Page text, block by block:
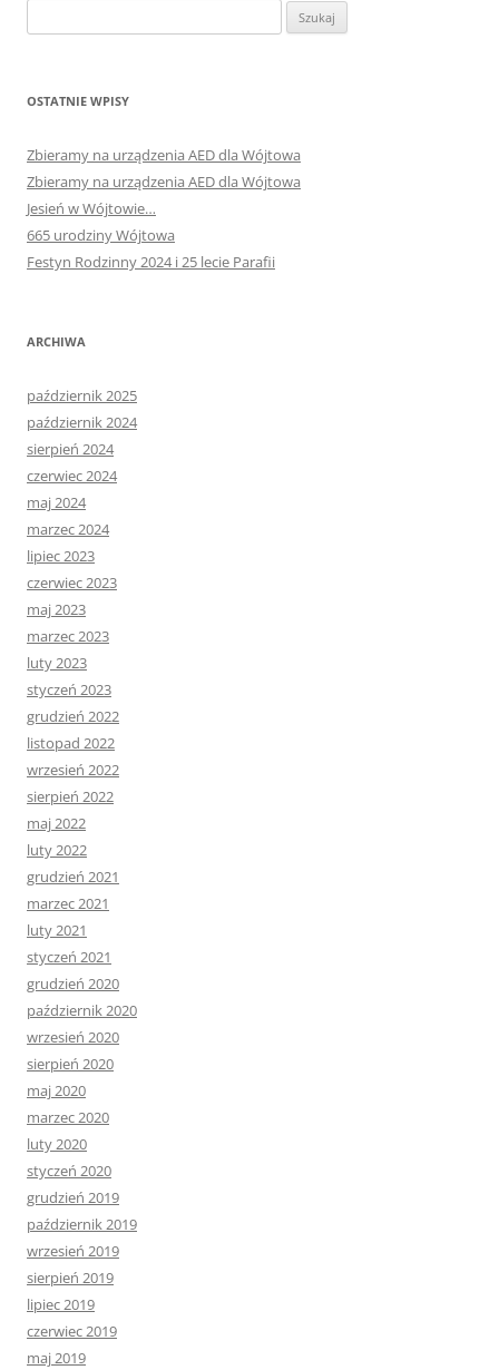
OSTATNIE WPISY
Zbieramy na urządzenia AED dla Wójtowa
Zbieramy na urządzenia AED dla Wójtowa
Jesień w Wójtowie…
665 urodziny Wójtowa
Festyn Rodzinny 2024 i 25 lecie Parafii
ARCHIWA
październik 2025
październik 2024
sierpień 2024
czerwiec 2024
maj 2024
marzec 2024
lipiec 2023
czerwiec 2023
maj 2023
marzec 2023
luty 2023
styczeń 2023
grudzień 2022
listopad 2022
wrzesień 2022
sierpień 2022
maj 2022
luty 2022
grudzień 2021
marzec 2021
luty 2021
styczeń 2021
grudzień 2020
październik 2020
wrzesień 2020
sierpień 2020
maj 2020
marzec 2020
luty 2020
styczeń 2020
grudzień 2019
październik 2019
wrzesień 2019
sierpień 2019
lipiec 2019
czerwiec 2019
maj 2019